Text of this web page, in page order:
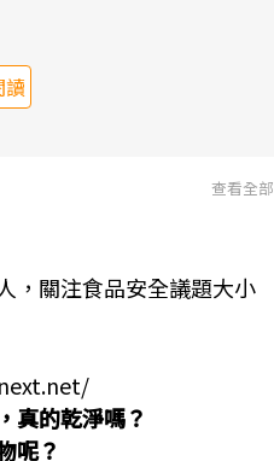
讀
查看全部
，關注食品安全議題大小
真的乾淨嗎？
呢？